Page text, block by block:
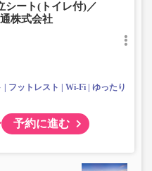
ス旅を。
により異なります。
。※車両により異なりま
り。※車両により異なり
を徹底。
シート(トイレ付)／
株式会社
フットレスト Wi-Fi
ゆったり
予約に進む